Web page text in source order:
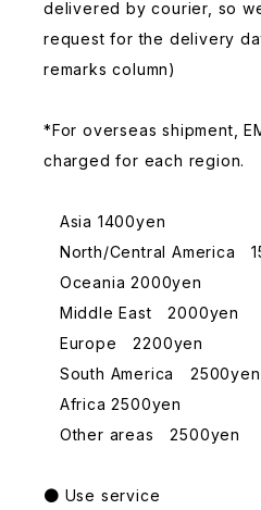
delivered by courier, so
request for the delivery
remarks column)
*For overseas shipment,
charged for each region.
Asia 1400yen
North/Central America
Oceania 2000yen
Middle East 2000yen
Europe 2200yen
South America 2500yen
Africa 2500yen
Other areas 2500yen
● Use service